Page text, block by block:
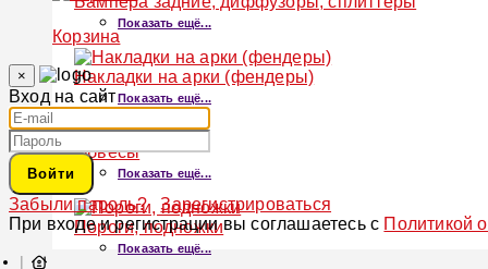
Показать ещё...
Накладки на арки (фендеры)
Показать ещё...
Обвесы
Показать ещё...
Пороги, подножки
Показать ещё...
Корзина
×
Вход на сайт
Войти
Забыли пароль?
Зарегистрироваться
При входе и регистрации вы соглашаетесь с Политикой